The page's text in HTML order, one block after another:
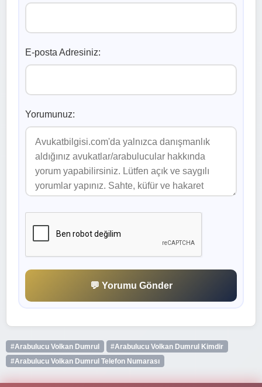
E-posta Adresiniz:
Yorumunuz:
💬 Yorumu Gönder
#Arabulucu Volkan Dumrul
#Arabulucu Volkan Dumrul Kimdir
#Arabulucu Volkan Dumrul Telefon Numarası